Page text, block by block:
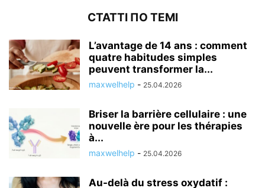
СТАТТІ ПО ТЕМІ
L’avantage de 14 ans : comment
quatre habitudes simples
peuvent transformer la...
maxwelhelp - 25.04.2026
Briser la barrière cellulaire : une
nouvelle ère pour les thérapies
à...
maxwelhelp - 25.04.2026
Au-delà du stress oxydatif :